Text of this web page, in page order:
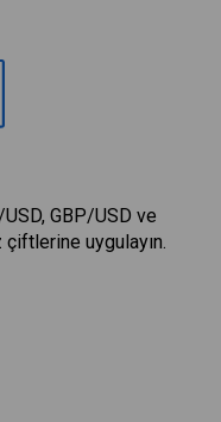
GBP/USD ve
uygulayın.